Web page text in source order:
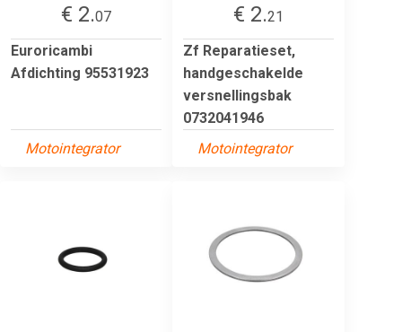
€ 2.07
Euroricambi
Afdichting 95531923
Motointegrator
€ 2.21
Zf Reparatieset,
handgeschakelde
versnellingsbak
0732041946
Motointegrator